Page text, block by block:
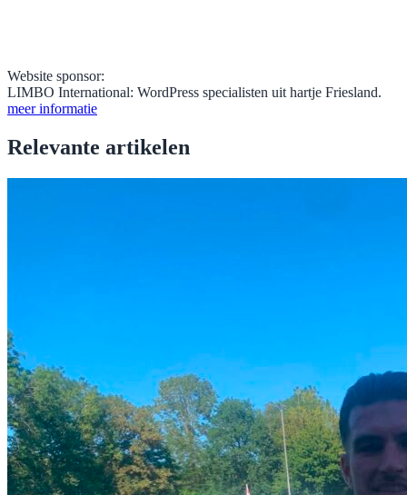
Website sponsor:
LIMBO International: WordPress specialisten uit hartje Friesland.
meer informatie
Relevante artikelen